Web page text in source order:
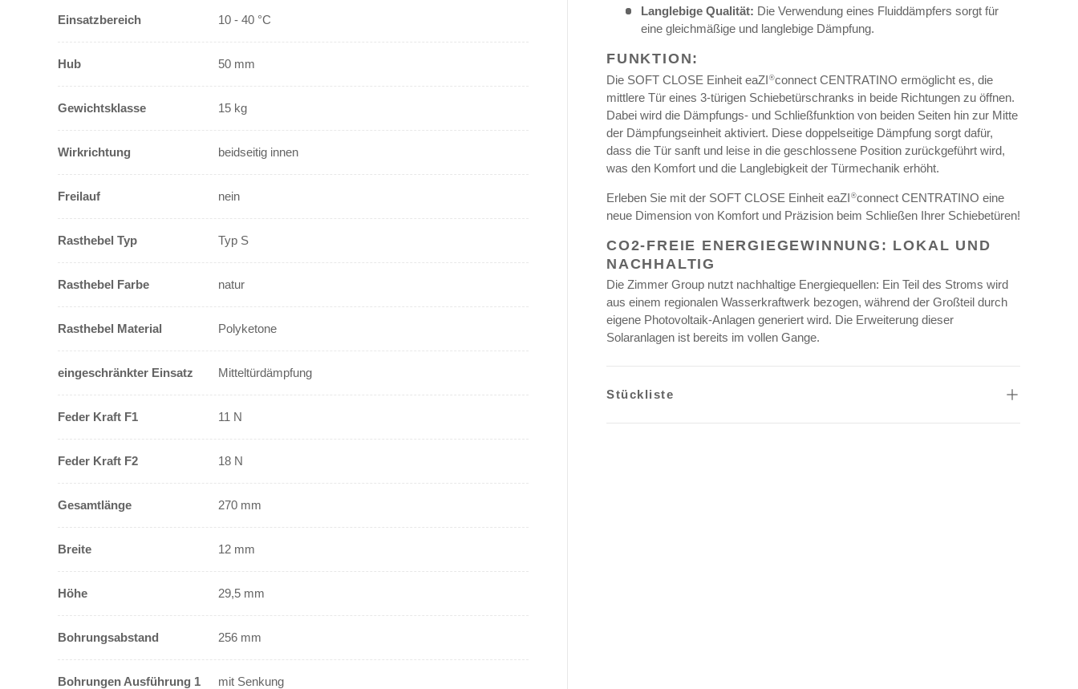
Langlebige Qualität: Die Verwendung eines Fluiddämpfers sorgt für
eine gleichmäßige und langlebige Dämpfung.
FUNKTION:
Die SOFT CLOSE Einheit eaZI ®connect CENTRATINO ermöglicht es, die
mittlere Tür eines 3-türigen Schiebetürschranks in beide Richtungen zu öffnen.
Dabei wird die Dämpfungs- und Schließfunktion von beiden Seiten hin zur Mitte
der Dämpfungseinheit aktiviert. Diese doppelseitige Dämpfung sorgt dafür,
dass die Tür sanft und leise in die geschlossene Position zurückgeführt wird,
was den Komfort und die Langlebigkeit der Türmechanik erhöht.
Erleben Sie mit der SOFT CLOSE Einheit eaZI ®connect CENTRATINO eine
neue Dimension von Komfort und Präzision beim Schließen Ihrer Schiebetüren!
CO2-FREIE ENERGIEGEWINNUNG: LOKAL UND
NACHHALTIG
Die Zimmer Group nutzt nachhaltige Energiequellen: Ein Teil des Stroms wird
aus einem regionalen Wasserkraftwerk bezogen, während der Großteil durch
eigene Photovoltaik-Anlagen generiert wird. Die Erweiterung dieser
Solaranlagen ist bereits im vollen Gange.
Stückliste
Einsatzbereich 10 - 40 °C
Hub 50 mm
Gewichtsklasse 15 kg
Wirkrichtung beidseitig innen
Freilauf nein
Rasthebel Typ Typ S
Rasthebel Farbe natur
Rasthebel Material Polyketone
eingeschränkter Einsatz Mitteltürdämpfung
Feder Kraft F1 11 N
Feder Kraft F2 18 N
Gesamtlänge 270 mm
Breite 12 mm
Höhe 29,5 mm
Bohrungsabstand 256 mm
Bohrungen Ausführung 1 mit Senkung